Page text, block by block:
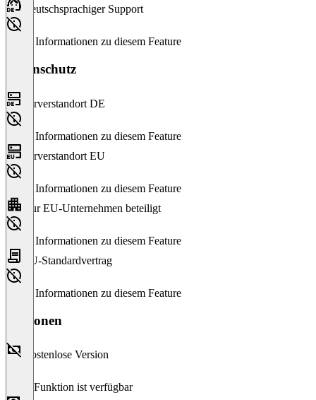
Deutschsprachiger Support
Keine Informationen zu diesem Feature
Datenschutz
Serverstandort DE
Keine Informationen zu diesem Feature
Serverstandort EU
Keine Informationen zu diesem Feature
Nur EU-Unternehmen beteiligt
Keine Informationen zu diesem Feature
EU-Standardvertrag
Keine Informationen zu diesem Feature
Versionen
Kostenlose Version
Diese Funktion ist verfügbar